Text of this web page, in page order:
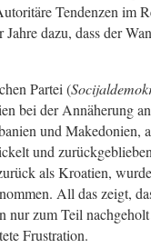
Tendenzen im
dazu, dass der
Partei (
bei der Annäherung
und Makedonien,
und
als Kroatien,
All das zeigt,
nur zum Teil
Frustration.